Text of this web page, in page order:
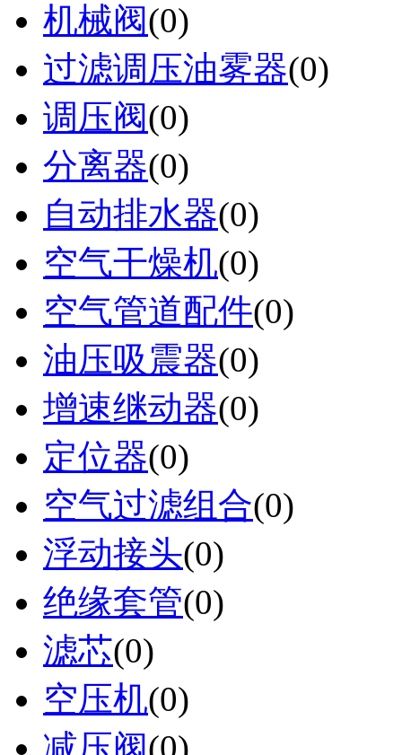
机械阀(0)
过滤调压油雾器(0)
调压阀(0)
分离器(0)
自动排水器(0)
空气干燥机(0)
空气管道配件(0)
油压吸震器(0)
增速继动器(0)
定位器(0)
空气过滤组合(0)
浮动接头(0)
绝缘套管(0)
滤芯(0)
空压机(0)